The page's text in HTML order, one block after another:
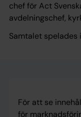
chef för Act
avdelningschef,
Samtalet spelades
För att se
för